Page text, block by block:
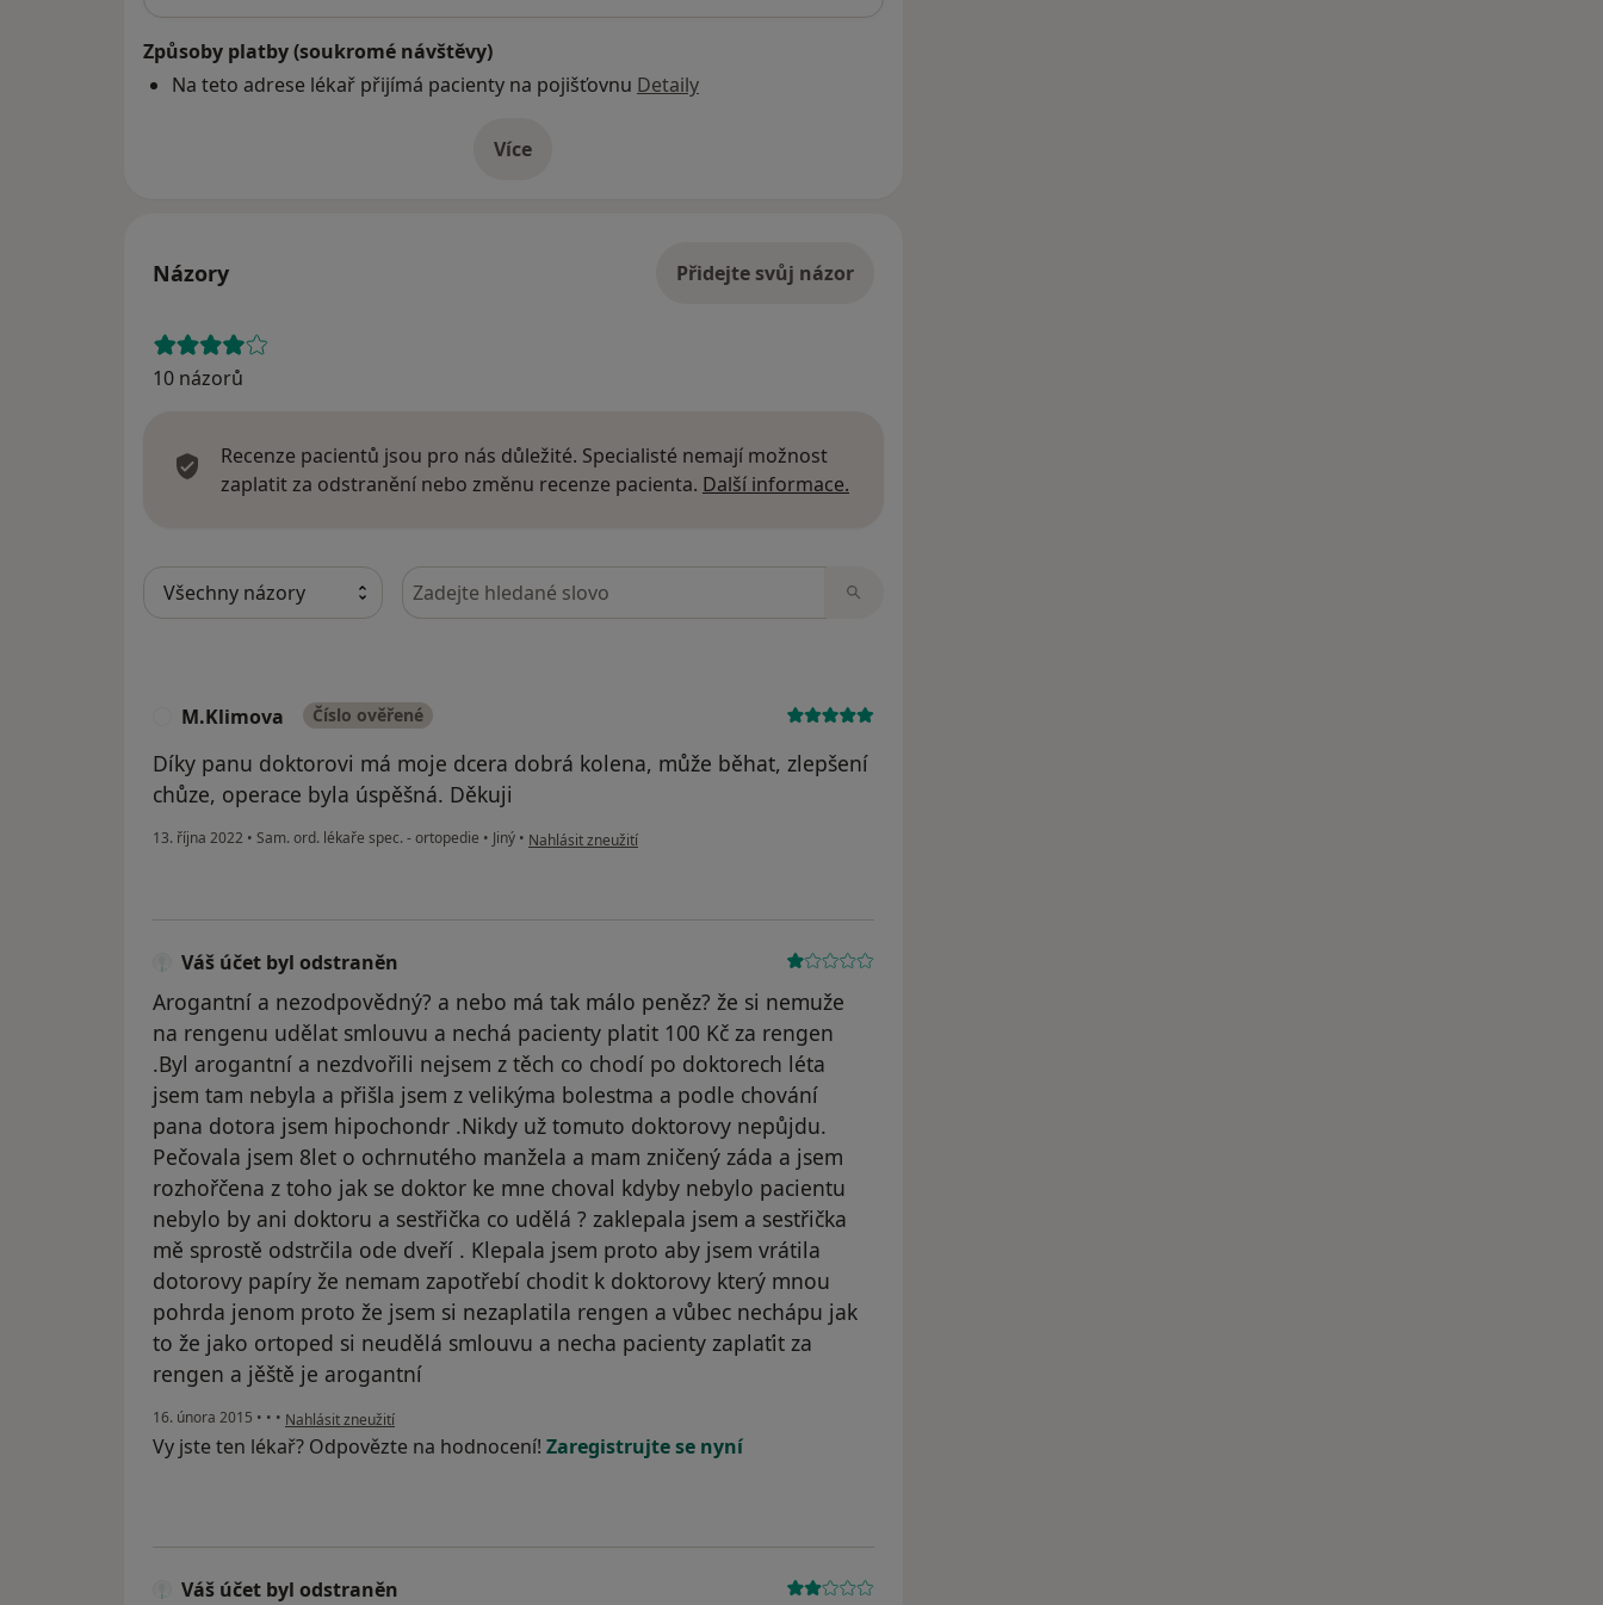
Způsoby platby (soukromé návštěvy)
Na teto adrese lékař přijímá pacienty na pojišťovnu Detaily
Víceo adrese
Názory Přidejte svůj názor
10 názorů
Recenze pacientů jsou pro nás důležité. Specialisté nemají možnost
zaplatit za odstranění nebo změnu recenze pacienta. Další informace.
Hledejte v názorech
M.Klimova Číslo ověřené
Díky panu doktorovi má moje dcera dobrá kolena, může běhat, zlepšení
chůze, operace byla úspěšná. Děkuji
13. října 2022 • Sam. ord. lékaře spec. - ortopedie • Jiný • podle názoru uživatele M.Klimova
Nahlásit zneužití
Váš účet byl odstraněn
Arogantní a nezodpovědný? a nebo má tak málo peněz? že si nemuže
na rengenu udělat smlouvu a nechá pacienty platit 100 Kč za rengen
.Byl arogantní a nezdvořili nejsem z těch co chodí po doktorech léta
jsem tam nebyla a přišla jsem z velikýma bolestma a podle chování
pana dotora jsem hipochondr .Nikdy už tomuto doktorovy nepůjdu.
Pečovala jsem 8let o ochrnutého manžela a mam zničený záda a jsem
rozhořčena z toho jak se doktor ke mne choval kdyby nebylo pacientu
nebylo by ani doktoru a sestřička co udělá ? zaklepala jsem a sestřička
mě sprostě odstrčila ode dveří . Klepala jsem proto aby jsem vrátila
dotorovy papíry že nemam zapotřebí chodit k doktorovy který mnou
pohrda jenom proto že jsem si nezaplatila rengen a vůbec nechápu jak
to že jako ortoped si neudělá smlouvu a necha pacienty zaplaťit za
rengen a jěště je arogantní
16. února 2015 • • • podle názoru uživatele Váš účet byl odstraněn
Nahlásit zneužití
Vy jste ten lékař? Odpovězte na hodnocení! Zaregistrujte se nyní
Váš účet byl odstraněn